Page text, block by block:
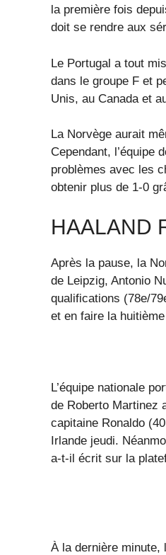
la première fois
doit se rendre aux
Le Portugal a tout
dans le groupe F et
Unis, au Canada et
La Norvège aurait
Cependant, l’équipe
problèmes avec les
obtenir plus de 1-0
HAALAND
Après la pause, la
de Leipzig, Antonio
qualifications (78e/
et en faire la
L’équipe nationale
de Roberto Martinez
capitaine Ronaldo
Irlande jeudi.
a-t-il écrit sur la
À la dernière minute,